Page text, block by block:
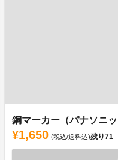
銅マーカー（パナソニ
¥1,650 (税込/送料込)残り71